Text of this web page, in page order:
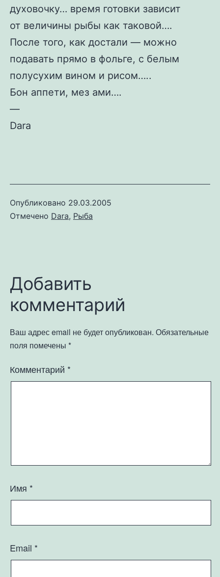
духовочку… время готовки зависит
от величины рыбы как таковой….
После того, как достали — можно
подавать прямо в фольге, с белым
полусухим вином и рисом…..
Бон аппети, мез ами….
—
Dara
Опубликовано 29.03.2005
Отмечено Dara, Рыба
Добавить
комментарий
Ваш адрес email не будет опубликован. Обязательные
поля помечены *
Комментарий *
Имя *
Email *